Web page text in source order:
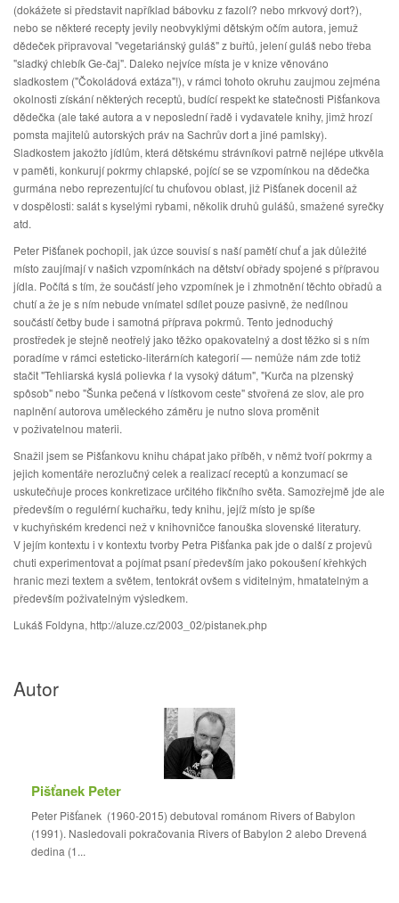
(dokážete si představit například bábovku z fazolí? nebo mrkvový dort?),
nebo se některé recepty jevily neobvyklými dětským očím autora, jemuž
dědeček připravoval "vegetariánský guláš" z buřtů, jelení guláš nebo třeba
"sladký chlebík Ge-čaj". Daleko nejvíce místa je v knize věnováno
sladkostem ("Čokoládová extáza"!), v rámci tohoto okruhu zaujmou zejména
okolnosti získání některých receptů, budící respekt ke statečnosti Pišťankova
dědečka (ale také autora a v neposlední řadě i vydavatele knihy, jimž hrozí
pomsta majitelů autorských práv na Sachrův dort a jiné pamlsky).
Sladkostem jakožto jídlům, která dětskému strávníkovi patrně nejlépe utkvěla
v paměti, konkurují pokrmy chlapské, pojící se se vzpomínkou na dědečka
gurmána nebo reprezentující tu chuťovou oblast, již Pišťanek docenil až
v dospělosti: salát s kyselými rybami, několik druhů gulášů, smažené syrečky
atd.
Peter Pišťanek pochopil, jak úzce souvisí s naší pamětí chuť a jak důležité
místo zaujímají v našich vzpomínkách na dětství obřady spojené s přípravou
jídla. Počítá s tím, že součástí jeho vzpomínek je i zhmotnění těchto obřadů a
chutí a že je s ním nebude vnímatel sdílet pouze pasivně, že nedílnou
součástí četby bude i samotná příprava pokrmů. Tento jednoduchý
prostředek je stejně neotřelý jako těžko opakovatelný a dost těžko si s ním
poradíme v rámci esteticko-literárních kategorií — nemůže nám zde totiž
stačit "Tehliarská kyslá polievka ŕ la vysoký dátum", "Kurča na plzenský
spôsob" nebo "Šunka pečená v lístkovom ceste" stvořená ze slov, ale pro
naplnění autorova uměleckého záměru je nutno slova proměnit
v poživatelnou materii.
Snažil jsem se Pišťankovu knihu chápat jako příběh, v němž tvoří pokrmy a
jejich komentáře nerozlučný celek a realizací receptů a konzumací se
uskutečňuje proces konkretizace určitého fikčního světa. Samozřejmě jde ale
především o regulérní kuchařku, tedy knihu, jejíž místo je spíše
v kuchyňském kredenci než v knihovničce fanouška slovenské literatury.
V jejím kontextu i v kontextu tvorby Petra Pišťanka pak jde o další z projevů
chuti experimentovat a pojímat psaní především jako pokoušení křehkých
hranic mezi textem a světem, tentokrát ovšem s viditelným, hmatatelným a
především poživatelným výsledkem.
Lukáš Foldyna, http://aluze.cz/2003_02/pistanek.php
Autor
Pišťanek Peter
Peter Pišťanek (1960-2015) debutoval románom Rivers of Babylon
(1991). Nasledovali pokračovania Rivers of Babylon 2 alebo Drevená
dedina (1...